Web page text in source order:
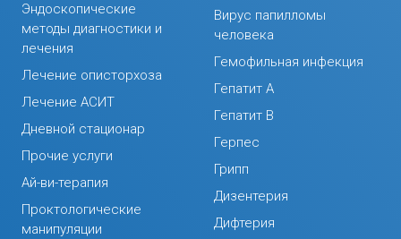
Эндоскопические
методы диагностики и
лечения
Лечение описторхоза
Лечение АСИТ
Дневной стационар
Прочие услуги
Ай-ви-терапия
Проктологические
манипуляции
Вирус папилломы
человека
Гемофильная инфекция
Гепатит А
Гепатит В
Герпес
Грипп
Дизентерия
Дифтерия